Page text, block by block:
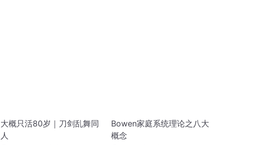
大概只活80岁｜刀剑乱舞同
人
Bowen家庭系统理论之八大
概念